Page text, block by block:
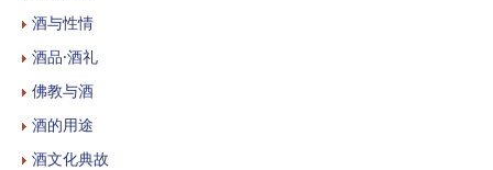
酒与性情
酒品·酒礼
佛教与酒
酒的用途
酒文化典故